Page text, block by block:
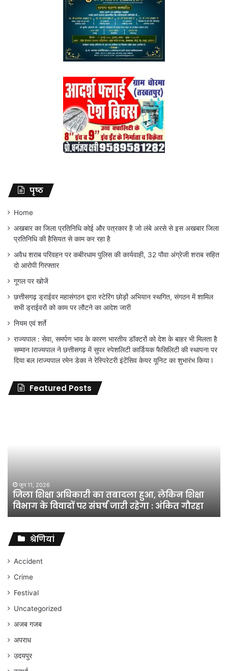
पृष्ठ
Home
अखबार का जिला प्रतिनिधि कोई और पत्रकार है जो लंबे अरसे से इस अखबार जिला
प्रतिनिधि की हैसियत से काम कर रहा है
अवैध शराब परिवहन पर कबीरधाम पुलिस की कार्यवाही, 32 पौवा अंग्रेजी शराब सहित
दो आरोपी गिरफ्तार
गूगल पर खोजें
छत्तीसगढ़ ड्राईवर महासंगठन द्वारा स्टेरिंग छोड़ों अभियान स्थगित, संगठन में शामिल
सभी ड्राईवरों को काम पर लौटने का आदेश जारी
नियम एवं शर्ते
राज्यपाल : सेवा, समर्पण भाव के कारण भारतीय डॉक्टरों को देश के बाहर भी मिलता है
सम्मान lराज्यपाल ने छत्तीसगढ़ में सुपर स्पेशलिटी कार्डियक फैसिलिटी की स्थापना पर
दिया बल lराज्यपाल रमेन डेका ने रेस्पिरेटरी इंटेंसिव केयर यूनिट का शुभारंभ किया l
Featured Posts
शिक्षा
गौरहा
मार्च 9, 2026
श्रेणियां
Accident
Crime
Festival
Uncategorized
अजब गजब
अपराध
उदयपुर